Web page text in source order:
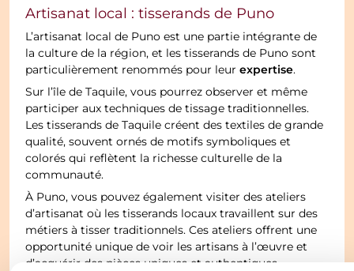
Artisanat local : tisserands de Puno
L’artisanat local de Puno est une partie intégrante de
la culture de la région, et les tisserands de Puno sont
particulièrement renommés pour leurexpertise.
Sur l’île de Taquile, vous pourrez observer et même
participer aux techniques de tissage traditionnelles.
Les tisserands de Taquile créent des textiles de grande
qualité, souvent ornés de motifs symboliques et
colorés qui reflètent la richesse culturelle de la
communauté.
À Puno, vous pouvez également visiter des ateliers
d’artisanat où les tisserands locaux travaillent sur des
métiers à tisser traditionnels. Ces ateliers offrent une
opportunité unique de voir les artisans à l’œuvre et
d’acquérir des pièces uniques et authentiques.